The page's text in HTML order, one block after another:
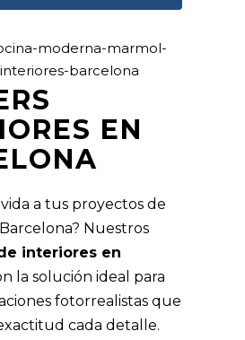
EN
a tus proyectos de
Nuestros
interiores en
la solución ideal para
fotorrealistas que
cada detalle.